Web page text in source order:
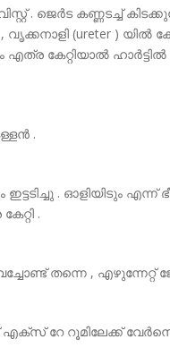
. ജെർട കണ്ണടച്ച്
(ureter )
എത്ര കേറ്റിയാൽ
.
. ഓളിയിടും എന്ന്
.
തന്നെ , എഴുന്നേറ്റ്
എക്സ് റേ റൂമിലേക്ക്